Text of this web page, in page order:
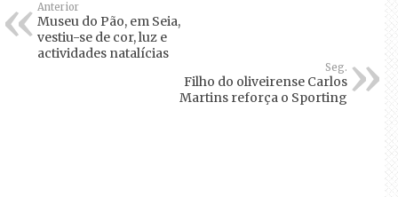
Anterior
Museu do Pão, em Seia,
vestiu-se de cor, luz e
actividades natalícias
Seg.
Filho do oliveirense Carlos
Martins reforça o Sporting